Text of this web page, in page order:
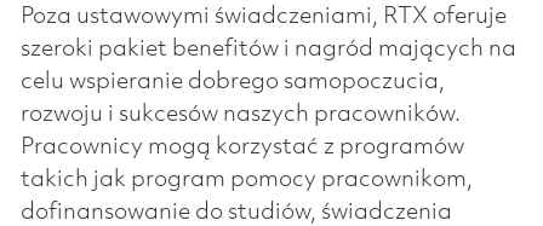
Poza ustawowymi świadczeniami, RTX oferuje
szeroki pakiet benefitów i nagród mających na
celu wspieranie dobrego samopoczucia,
rozwoju i sukcesów naszych pracowników.
Pracownicy mogą korzystać z programów
takich jak program pomocy pracownikom,
dofinansowanie do studiów, świadczenia